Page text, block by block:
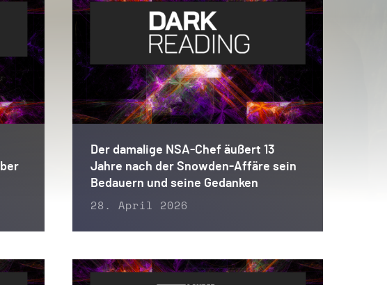
Der damalige NSA-Chef äußert 13
Jahre nach der Snowden-Affäre sein
Bedauern und seine Gedanken
28. April 2026